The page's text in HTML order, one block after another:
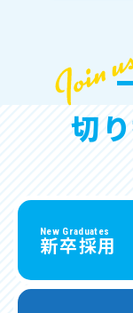
切
New Graduates
新卒採用